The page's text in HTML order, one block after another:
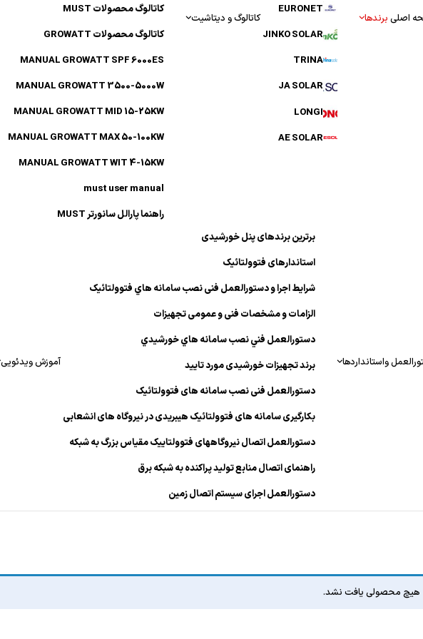
اصلی برندها
EURONET
JINKO SOLAR
TRINA
JA SOLAR
LONGI
AE SOLAR
کاتالوگ و دیتاشیت
کاتالوگ محصولات MUST
کاتالوگ محصولات GROWATT
MANUAL GROWATT SPF 6000ES
MANUAL GROWATT 3500-5000W
MANUAL GROWATT MID 15-25KW
MANUAL GROWATT MAX 50-100KW
MANUAL GROWATT WIT 4-15KW
must user manual
راهنما پارالل سانورتر MUST
واستانداردها
برترین برندهای پنل خورشیدی
استاندارهای فتوولتائیک
شرایط اجرا و دستورالعمل فنی نصب سامانه هاي فتوولتائیک
الزامات و مشخصات فنی و عمومی تجهیزات
دستورالعمل فني نصب سامانه هاي خورشيدي
برند تجهیزات خورشیدی مورد تایید
دستورالعمل فنی نصب سامانه های فتوولتائیک
بکارگیری سامانه های فتوولتائیک هیبریدی در نیروگاه های انشعابی
دستورالعمل اتصال نیروگاههای فتوولتاییک مقیاس بزرگ به شبکه
راهنمای اتصال منابع تولید پراکنده به شبکه برق
دستورالعمل اجرای سیستم اتصال زمین
آموزش ویدئویی
هیچ محصولی یافت نشد.